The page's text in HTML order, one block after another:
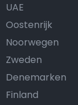
UAE
Oostenrijk
Noorwegen
Zweden
Denemarken
Finland